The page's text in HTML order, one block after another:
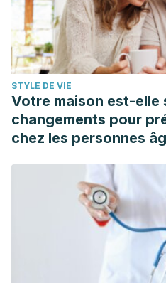
STYLE DE VIE
Votre maison est-elle
changements pour
chez les personnes